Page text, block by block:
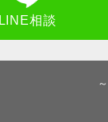
LINE相談